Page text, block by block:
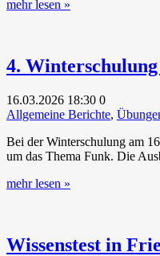
mehr lesen »
4.
16.03.2026 18:30 0
Allgemeine Berichte,
Bei der Winterschulung am
um das Thema Funk. Die
mehr lesen »
Wissenstest in